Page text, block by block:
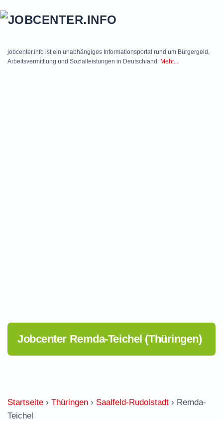
jobcenter.info ist ein unabhängiges Informationsportal rund um Bürgergeld,
Arbeitsvermittlung und Sozialleistungen in Deutschland. Mehr...
Jobcenter Remda-Teichel (Thüringen)
Startseite › Thüringen › Saalfeld-Rudolstadt › Remda-
Teichel